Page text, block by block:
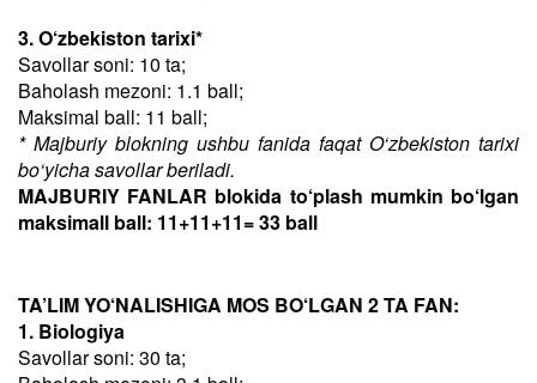
3. O‘zbekiston tarixi*
Savollar soni: 10 ta;
Baholash mezoni: 1.1 ball;
Maksimal ball: 11 ball;
* Majburiy blokning ushbu fanida faqat O‘zbekiston tarixi
bo‘yicha savollar beriladi.
MAJBURIY FANLAR blokida to‘plash mumkin bo‘lgan
maksimall ball: 11+11+11= 33 ball
TA’LIM YO‘NALISHIGA MOS BO‘LGAN 2 TA FAN:
1. Biologiya
Savollar soni: 30 ta;